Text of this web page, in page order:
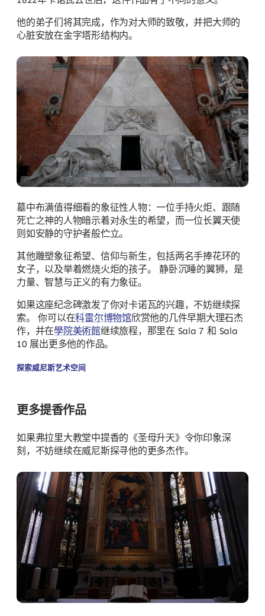
他的弟子们将其完成，作为对大师的致敬，并把大师的
心脏安放在金字塔形结构内。
墓中布满值得细看的象征性人物：一位手持火炬、跟随
死亡之神的人物暗示着对永生的希望，而一位长翼天使
则如安静的守护者般伫立。
其他雕塑象征希望、信仰与新生，包括两名手捧花环的
女子，以及举着燃烧火炬的孩子。 静卧沉睡的翼狮，是
力量、智慧与正义的有力象征。
如果这座纪念碑激发了你对卡诺瓦的兴趣，不妨继续探
索。 你可以在科雷尔博物馆欣赏他的几件早期大理石杰
作，并在學院美術館继续旅程，那里在 Sala 7 和 Sala
10 展出更多他的作品。
探索威尼斯艺术空间
更多提香作品
如果弗拉里大教堂中提香的《圣母升天》令你印象深
刻，不妨继续在威尼斯探寻他的更多杰作。